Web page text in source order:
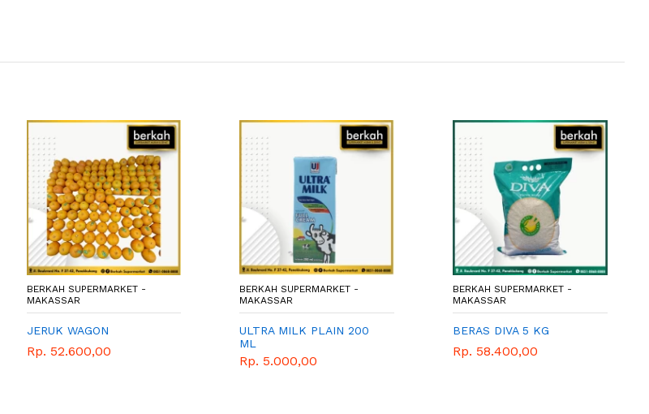
BERKAH SUPERMARKET -
MAKASSAR
JERUK WAGON
Rp. 52.600,00
BERKAH SUPERMARKET -
MAKASSAR
ULTRA MILK PLAIN 200
ML
Rp. 5.000,00
BERKAH SUPERMARKET -
MAKASSAR
BERAS DIVA 5 KG
Rp. 58.400,00